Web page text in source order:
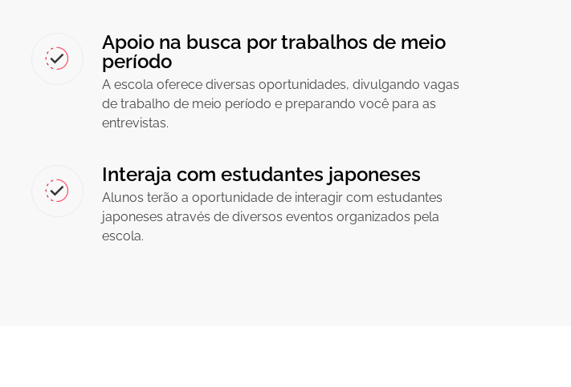
Apoio na busca por trabalhos de meio
período
A escola oferece diversas oportunidades, divulgando vagas
de trabalho de meio período e preparando você para as
entrevistas.
Interaja com estudantes japoneses
Alunos terão a oportunidade de interagir com estudantes
japoneses através de diversos eventos organizados pela
escola.